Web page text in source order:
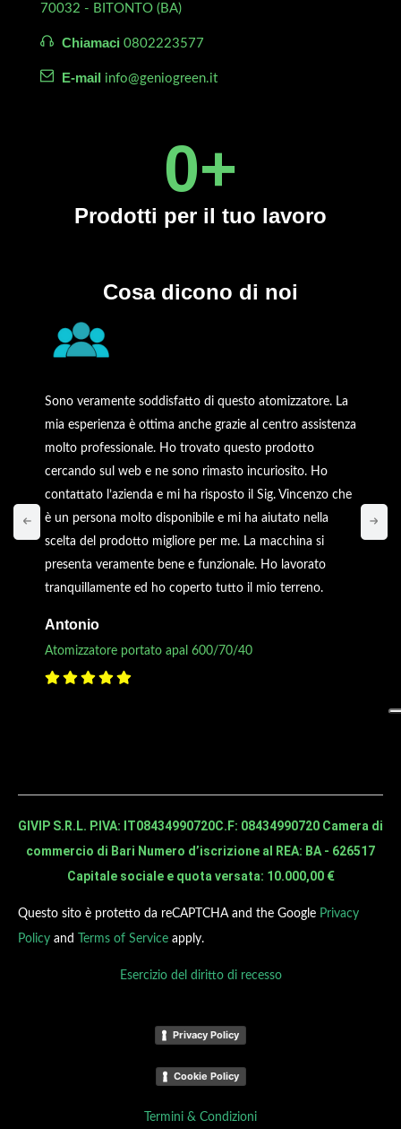
70032 - BITONTO (BA)
Chiamaci 0802223577
E-mail info@geniogreen.it
0+
Prodotti per il tuo lavoro
Cosa dicono di noi
Sono veramente soddisfatto di questo atomizzatore. La
mia esperienza è ottima anche grazie al centro assistenza
molto professionale. Ho trovato questo prodotto
cercando sul web e ne sono rimasto incuriosito. Ho
contattato l’azienda e mi ha risposto il Sig. Vincenzo che
è un persona molto disponibile e mi ha aiutato nella
scelta del prodotto migliore per me. La macchina si
presenta veramente bene e funzionale. Ho lavorato
tranquillamente ed ho coperto tutto il mio terreno.
Antonio
Atomizzatore portato apal 600/70/40
GIVIP S.R.L. P.IVA: IT08434990720C.F: 08434990720 Camera di
commercio di Bari Numero d’iscrizione al REA: BA - 626517
Capitale sociale e quota versata: 10.000,00 €
Questo sito è protetto da reCAPTCHA and the Google Privacy
Policy and Terms of Service apply.
Esercizio del diritto di recesso
Privacy Policy
Cookie Policy
Termini & Condizioni